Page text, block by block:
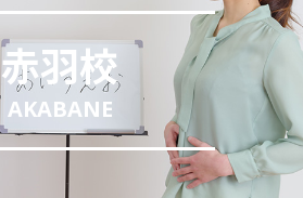
赤羽校
AKABANE